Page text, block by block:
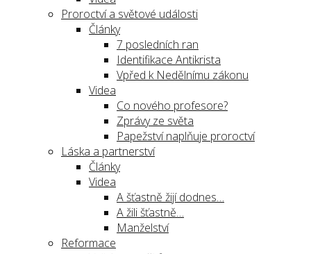
Proroctví a světové události
Články
7 posledních ran
Identifikace Antikrista
Vpřed k Nedělnímu zákonu
Videa
Co nového profesore?
Zprávy ze světa
Papežství naplňuje proroctví
Láska a partnerství
Články
Videa
A šťastně žijí dodnes…
A žili šťastně…
Manželství
Reformace